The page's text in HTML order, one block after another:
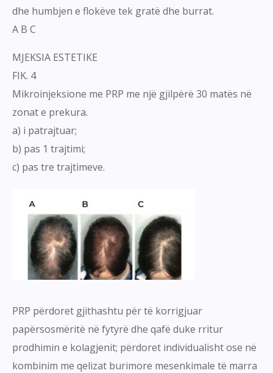
dhe humbjen e flokëve tek gratë dhe burrat.
A B C
MJEKSIA ESTETIKE
FIK. 4
Mikroinjeksione me PRP me një gjilpërë 30 matës në
zonat e prekura.
a) i patrajtuar;
b) pas 1 trajtimi;
c) pas tre trajtimeve.
PRP përdoret gjithashtu për të korrigjuar
papërsosmëritë në fytyrë dhe qafë duke rritur
prodhimin e kolagjenit; përdoret individualisht ose në
kombinim me qelizat burimore mesenkimale të marra